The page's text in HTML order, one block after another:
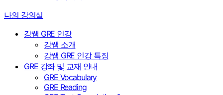
나의 강의실
강쌤 GRE 인강
강쌤 소개
강쌤 GRE 인강 특징
GRE 강좌 및 교재 안내
GRE Vocabulary
GRE Reading